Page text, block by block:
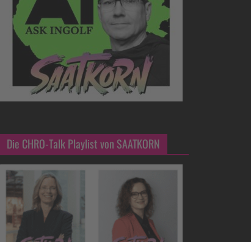
Die CHRO-Talk Playlist von SAATKORN